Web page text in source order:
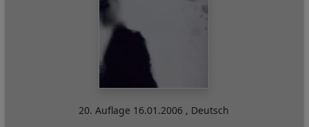
20. Auflage 16.01.2006 , Deutsch